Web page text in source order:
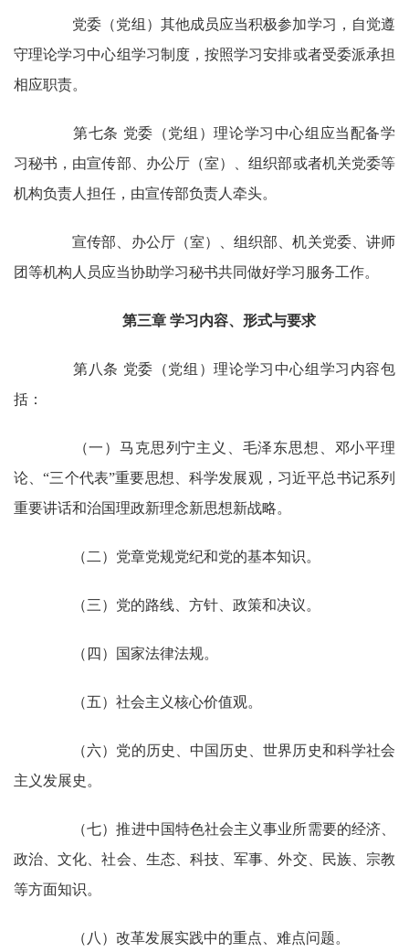
党委（党组）其他成员应当积极参加学习，自觉遵
守理论学习中心组学习制度，按照学习安排或者受委派承担
相应职责。
第七条 党委（党组）理论学习中心组应当配备学
习秘书，由宣传部、办公厅（室）、组织部或者机关党委等
机构负责人担任，由宣传部负责人牵头。
宣传部、办公厅（室）、组织部、机关党委、讲师
团等机构人员应当协助学习秘书共同做好学习服务工作。
第三章 学习内容、形式与要求
第八条 党委（党组）理论学习中心组学习内容包
括：
（一）马克思列宁主义、毛泽东思想、邓小平理
论、“三个代表”重要思想、科学发展观，习近平总书记系列
重要讲话和治国理政新理念新思想新战略。
（二）党章党规党纪和党的基本知识。
（三）党的路线、方针、政策和决议。
（四）国家法律法规。
（五）社会主义核心价值观。
（六）党的历史、中国历史、世界历史和科学社会
主义发展史。
（七）推进中国特色社会主义事业所需要的经济、
政治、文化、社会、生态、科技、军事、外交、民族、宗教
等方面知识。
（八）改革发展实践中的重点、难点问题。